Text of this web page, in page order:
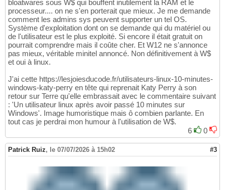
bloatwares sous W$ qui bouffent inutilement la RAM et le
processeur.... on ne s'en porterait que mieux. Je me demande
comment les admins sys peuvent supporter un tel OS.
Système d'exploitation dont on se demande qui du matériel ou
de l'utilisateur est le plus exploité. Si encore il était gratuit on
pourrait comprendre mais il coûte cher. Et W12 ne s'annonce
pas mieux, véritable minitel annoncé. Non définitivement à W$
et oui à linux.
J'ai cette https://lesjoiesducode.fr/utilisateurs-linux-10-minutes-
windows-katy-perry en tête qui reprenait Katy Perry à son
retour sur Terre qu'elle embrassait avec le commentaire suivant
: 'Un utilisateur linux après avoir passé 10 minutes sur
Windows'. Image humoristique mais ô combien parlante. En
tout cas je perdrai mon humour à l'utilisation de W$.
6
0
Patrick Ruiz, le 07/07/2026 à 15h02 #3